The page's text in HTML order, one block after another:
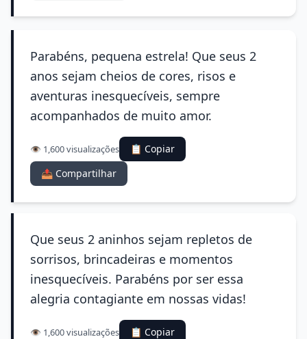
Parabéns, pequena estrela! Que seus 2
anos sejam cheios de cores, risos e
aventuras inesquecíveis, sempre
acompanhados de muito amor.
👁️ 1,600 visualizações
📋 Copiar
📤 Compartilhar
Que seus 2 aninhos sejam repletos de
sorrisos, brincadeiras e momentos
inesquecíveis. Parabéns por ser essa
alegria contagiante em nossas vidas!
👁️ 1,600 visualizações
📋 Copiar